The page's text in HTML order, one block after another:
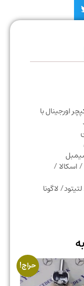
با
/
لاگونا
حراج!